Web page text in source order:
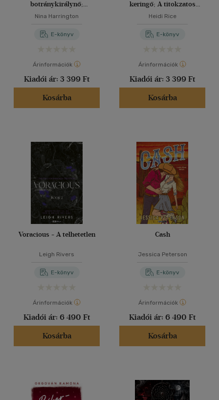
botránykirálynő;
Nina Harrington
E-könyv
Árinformációk
Kiadói ár: 3 399 Ft
Kosárba
keringő; A titokzatos
Heidi Rice
E-könyv
Árinformációk
Kiadói ár: 3 399 Ft
Kosárba
Voracious - A telhetetlen
Leigh Rivers
E-könyv
Árinformációk
Kiadói ár: 6 490 Ft
Kosárba
Cash
Jessica Peterson
E-könyv
Árinformációk
Kiadói ár: 6 490 Ft
Kosárba